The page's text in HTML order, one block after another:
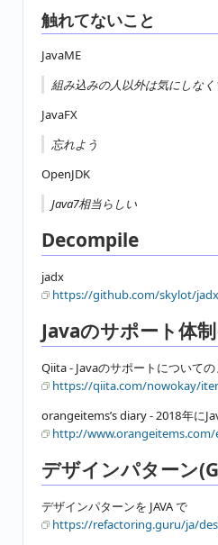
触れてないこと
JavaME
組み込みの人以外は気にしな
JavaFX
忘れよう
OpenJDK
Java7相当らしい
Decompile
jadx
https://github.com/skylot/jadx
Javaのサポート体
Qiita - Javaのサポートについて
https://qiita.com/nowokay/
orangeitems’s diary - 2018年に
http://
デザインパターン
デザインパターンを JAVA で
https://refactoring.guru/ja/